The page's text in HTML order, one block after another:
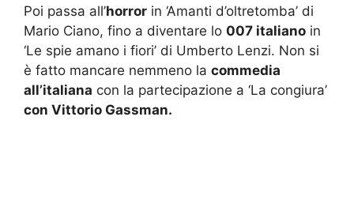
Poi passa all’horror in ‘Amanti d’oltretomba’ di
Mario Ciano, fino a diventare lo 007 italiano in
‘Le spie amano i fiori’ di Umberto Lenzi. Non si
è fatto mancare nemmeno la commedia
all’italiana con la partecipazione a ‘La congiura’
con Vittorio Gassman.